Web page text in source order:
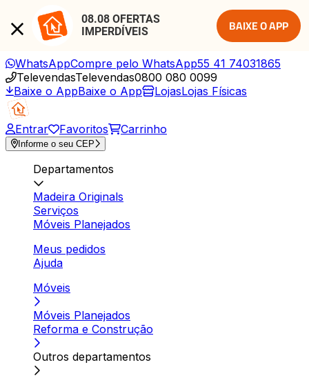
08.08 OFERTAS
IMPERDÍVEIS
BAIXE O APP
WhatsAppCompre pelo WhatsApp55 41 74031865
TelevendasTelevendas0800 080 0099
Baixe o AppBaixe o App LojasLojas Físicas
Entrar Favoritos Carrinho
Informe o seu CEP
Departamentos
Madeira Originals
Serviços
Móveis Planejados
Meus pedidos
Ajuda
Móveis
Móveis Planejados
Reforma e Construção
Outros departamentos